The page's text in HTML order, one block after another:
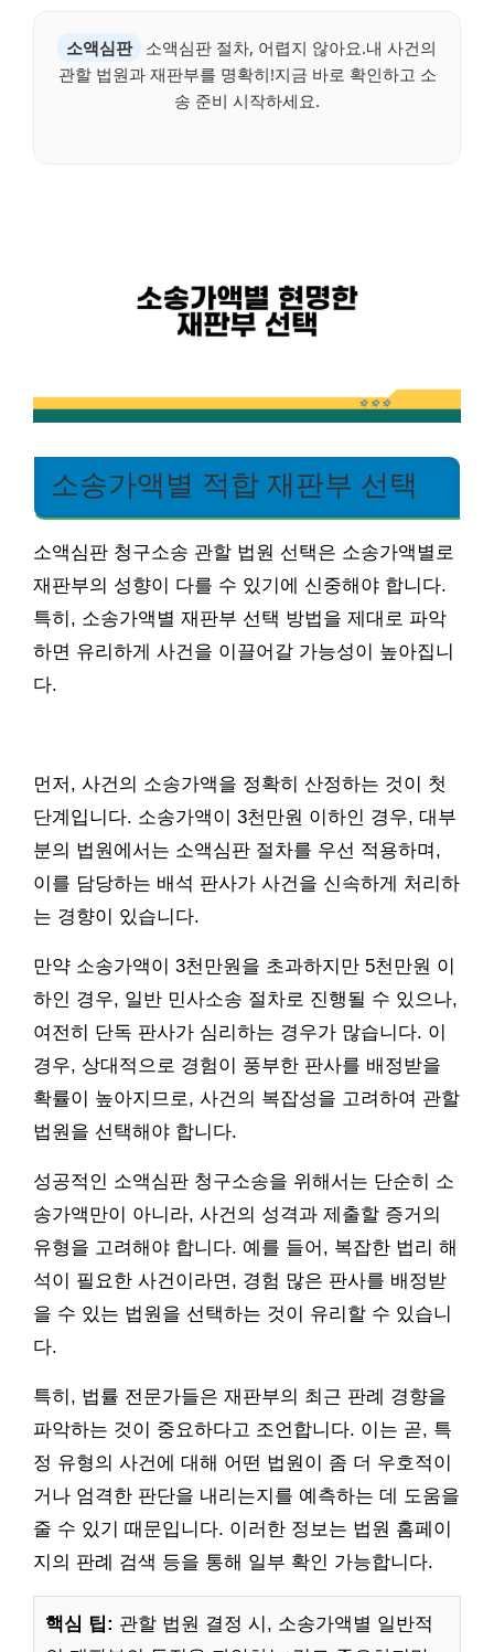
소액심판
소액심판 절차, 어렵지 않아요.내 사건의
관할 법원과 재판부를 명확히!지금 바로 확인하고 소
송 준비 시작하세요.
소송가액별 적합 재판부 선택
소액심판 청구소송 관할 법원 선택은 소송가액별로
재판부의 성향이 다를 수 있기에 신중해야 합니다.
특히, 소송가액별 재판부 선택 방법을 제대로 파악
하면 유리하게 사건을 이끌어갈 가능성이 높아집니
다.
먼저, 사건의 소송가액을 정확히 산정하는 것이 첫
단계입니다. 소송가액이 3천만원 이하인 경우, 대부
분의 법원에서는 소액심판 절차를 우선 적용하며,
이를 담당하는 배석 판사가 사건을 신속하게 처리하
는 경향이 있습니다.
만약 소송가액이 3천만원을 초과하지만 5천만원 이
하인 경우, 일반 민사소송 절차로 진행될 수 있으나,
여전히 단독 판사가 심리하는 경우가 많습니다. 이
경우, 상대적으로 경험이 풍부한 판사를 배정받을
확률이 높아지므로, 사건의 복잡성을 고려하여 관할
법원을 선택해야 합니다.
성공적인 소액심판 청구소송을 위해서는 단순히 소
송가액만이 아니라, 사건의 성격과 제출할 증거의
유형을 고려해야 합니다. 예를 들어, 복잡한 법리 해
석이 필요한 사건이라면, 경험 많은 판사를 배정받
을 수 있는 법원을 선택하는 것이 유리할 수 있습니
다.
특히, 법률 전문가들은 재판부의 최근 판례 경향을
파악하는 것이 중요하다고 조언합니다. 이는 곧, 특
정 유형의 사건에 대해 어떤 법원이 좀 더 우호적이
거나 엄격한 판단을 내리는지를 예측하는 데 도움을
줄 수 있기 때문입니다. 이러한 정보는 법원 홈페이
지의 판례 검색 등을 통해 일부 확인 가능합니다.
핵심 팁: 관할 법원 결정 시, 소송가액별 일반적